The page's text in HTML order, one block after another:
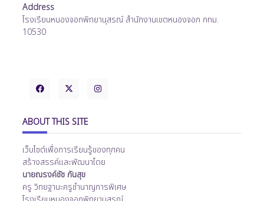
Address
โรงเรียนหนองจอกพิทยานุสรณ์ สำนักงานเขตหนองจอก กทม.
10530
ABOUT THIS SITE
เว็บไซต์เพื่อการเรียนรู้ของทุกคน
สร้างสรรค์และพัฒนาโดย
นายณรงค์ชัช กันสุข
ครู วิทยฐานะครูชำนาญการพิเศษ